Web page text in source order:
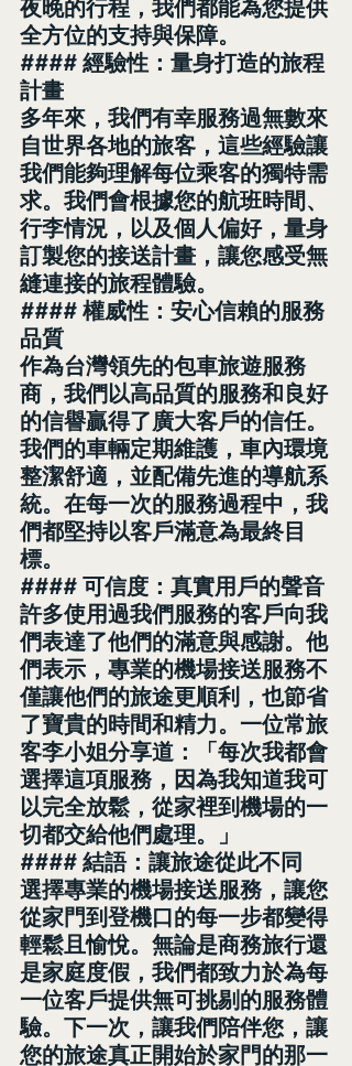
夜晚的行程，我們都能為您提供
全方位的支持與保障。
#### 經驗性：量身打造的旅程
計畫
多年來，我們有幸服務過無數來
自世界各地的旅客，這些經驗讓
我們能夠理解每位乘客的獨特需
求。我們會根據您的航班時間、
行李情況，以及個人偏好，量身
訂製您的接送計畫，讓您感受無
縫連接的旅程體驗。
#### 權威性：安心信賴的服務
品質
作為台灣領先的包車旅遊服務
商，我們以高品質的服務和良好
的信譽贏得了廣大客戶的信任。
我們的車輛定期維護，車內環境
整潔舒適，並配備先進的導航系
統。在每一次的服務過程中，我
們都堅持以客戶滿意為最終目
標。
#### 可信度：真實用戶的聲音
許多使用過我們服務的客戶向我
們表達了他們的滿意與感謝。他
們表示，專業的機場接送服務不
僅讓他們的旅途更順利，也節省
了寶貴的時間和精力。一位常旅
客李小姐分享道：「每次我都會
選擇這項服務，因為我知道我可
以完全放鬆，從家裡到機場的一
切都交給他們處理。」
#### 結語：讓旅途從此不同
選擇專業的機場接送服務，讓您
從家門到登機口的每一步都變得
輕鬆且愉悅。無論是商務旅行還
是家庭度假，我們都致力於為每
一位客戶提供無可挑剔的服務體
驗。下一次，讓我們陪伴您，讓
您的旅途真正開始於家門的那一